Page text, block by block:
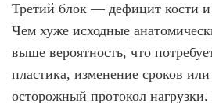
Третий блок — дефицит кости и
Чем хуже исходные
выше вероятность, что
пластика, изменение сроков или
осторожный протокол